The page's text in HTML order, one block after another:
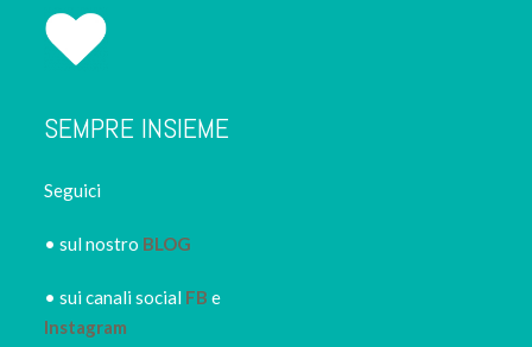
SEMPRE INSIEME
Seguici
• sul nostro BLOG
• sui canali social FB e
Instagram